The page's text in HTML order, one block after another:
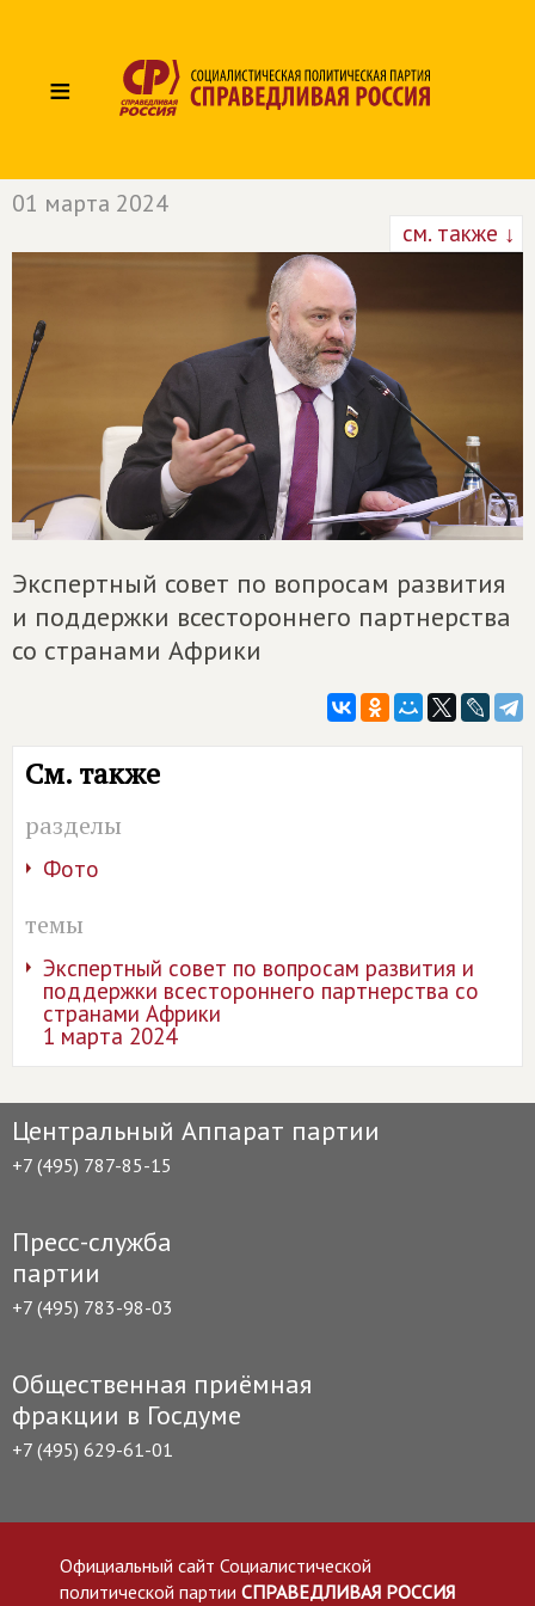
≡
01 марта 2024
см. также ↓
Экспертный совет по вопросам развития
и поддержки всестороннего партнерства
со странами Африки
См. также
разделы
Фото
темы
Экспертный совет по вопросам развития и
поддержки всестороннего партнерства со
странами Африки
1 марта 2024
Центральный Аппарат партии
+7 (495) 787-85-15
Пресс-служба
партии
+7 (495) 783-98-03
Общественная приёмная
фракции в Госдуме
+7 (495) 629-61-01
Официальный сайт Социалистической
политической партии СПРАВЕДЛИВАЯ РОССИЯ